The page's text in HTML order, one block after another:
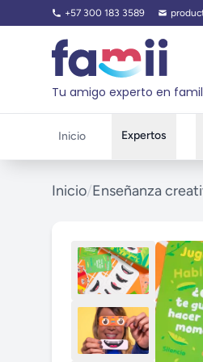
+57 300 183 3589
Tu amigo experto en
Inicio Expertos
Inicio/Enseñanza